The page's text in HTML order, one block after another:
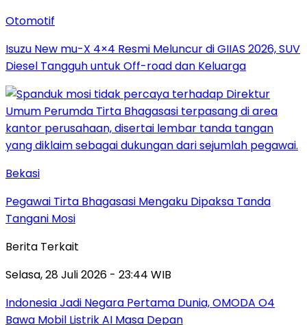
Otomotif
Isuzu New mu-X 4×4 Resmi Meluncur di GIIAS 2026, SUV
Diesel Tangguh untuk Off-road dan Keluarga
Bekasi
Pegawai Tirta Bhagasasi Mengaku Dipaksa Tanda
Tangani Mosi
Berita Terkait
Selasa, 28 Juli 2026 - 23:44 WIB
Indonesia Jadi Negara Pertama Dunia, OMODA O4
Bawa Mobil Listrik AI Masa Depan